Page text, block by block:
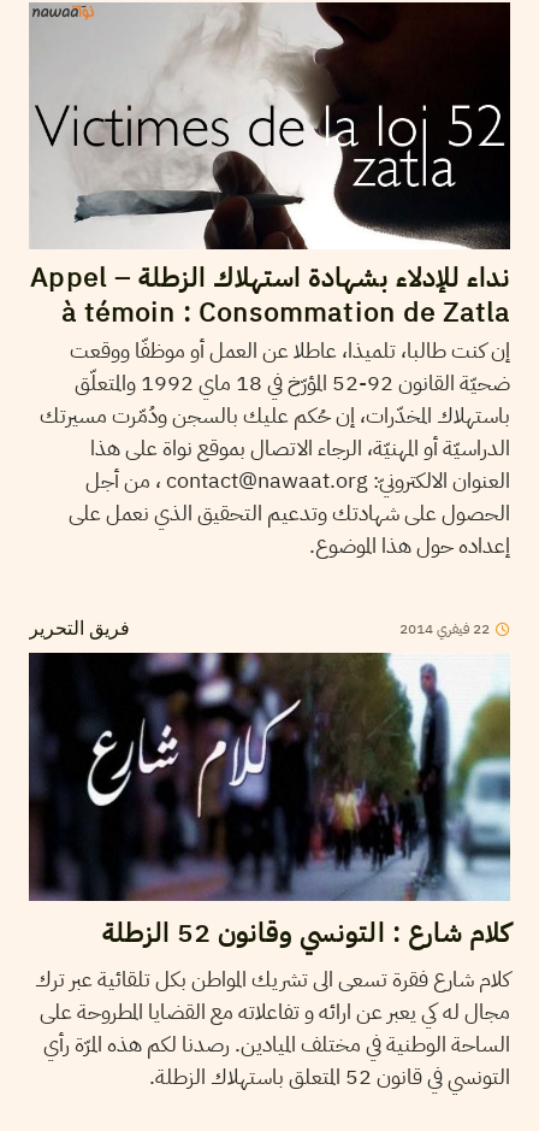
نداء للإدلاء بشهادة استهلاك الزطلة – Appel
à témoin : Consommation de Zatla
إن كنت طالبا، تلميذا، عاطلا عن العمل أو موظفّا ووقعت
ضحيّة القانون 92-52 المؤرّخ في 18 ماي 1992 والمتعلّق
باستهلاك المخدّرات، إن حُكم عليك بالسجن ودُمّرت مسيرتك
الدراسيّة أو المهنيّة، الرجاء الاتصال بموقع نواة على هذا
العنوان الالكترونيّ: contact@nawaat.org ، من أجل
الحصول على شهادتك وتدعيم التحقيق الذي نعمل على
إعداده حول هذا الموضوع.
فريق التحرير 22 فيفري2014
كلام شارع : التونسي وقانون 52 الزطلة
كلام شارع فقرة تسعى الى تشريك المواطن بكل تلقائية عبر ترك
مجال له كي يعبر عن ارائه و تفاعلاته مع القضايا المطروحة على
الساحة الوطنية في مختلف الميادين. رصدنا لكم هذه المرّة رأي
التونسي في قانون 52 المتعلق باستهلاك الزطلة.